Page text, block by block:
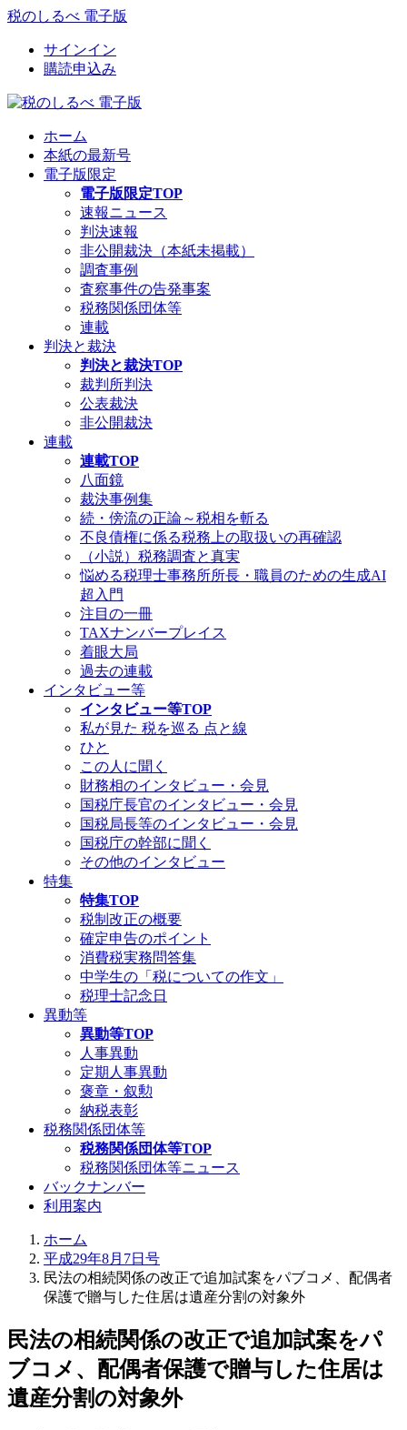
税のしるべ 電子版
サインイン
購読申込み
ホーム
本紙の最新号
電子版限定
電子版限定TOP
速報ニュース
判決速報
非公開裁決（本紙未掲載）
調査事例
査察事件の告発事案
税務関係団体等
連載
判決と裁決
判決と裁決TOP
裁判所判決
公表裁決
非公開裁決
連載
連載TOP
八面鏡
裁決事例集
続・傍流の正論～税相を斬る
不良債権に係る税務上の取扱いの再確認
（小説）税務調査と真実
悩める税理士事務所所長・職員のための生成AI
超入門
注目の一冊
TAXナンバープレイス
着眼大局
過去の連載
インタビュー等
インタビュー等TOP
私が見た 税を巡る 点と線
ひと
この人に聞く
財務相のインタビュー・会見
国税庁長官のインタビュー・会見
国税局長等のインタビュー・会見
国税庁の幹部に聞く
その他のインタビュー
特集
特集TOP
税制改正の概要
確定申告のポイント
消費税実務問答集
中学生の「税についての作文」
税理士記念日
異動等
異動等TOP
人事異動
定期人事異動
褒章・叙勲
納税表彰
税務関係団体等
税務関係団体等TOP
税務関係団体等ニュース
バックナンバー
利用案内
ホーム
平成29年8月7日号
民法の相続関係の改正で追加試案をパブコメ、配偶者
保護で贈与した住居は遺産分割の対象外
民法の相続関係の改正で追加試案をパ
ブコメ、配偶者保護で贈与した住居は
遺産分割の対象外